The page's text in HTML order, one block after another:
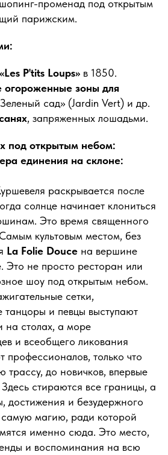
экскурсии
ЗАРАНЕЕ!
отдых в Париже и Франции?
позволяет согласовать
(июль - октябрь)
свободных мест идоступных
Парижу и Франции!
удобном мессенджере - 24/7
WhatsApp
променад под открытым
парижским.
P'tits Loups» в 1850.
огороженные зоны для
сад» (Jardin Vert) и др.
, запряженных лошадьми.
под открытым небом:
единения на склоне:
раскрывается после
солнце начинает клониться
Это время священного
культовым местом, без
La Folie Douce на вершине
Это не просто ресторан или
шоу под открытым небом.
сетки,
танцоры и певцы выступают
столах, а море
и всеобщего ликования
профессионалов, только что
трассу, до новичков, впервые
стираются все границы, а
достижения и безудержного
самую магию, ради которой
именно сюда. Это место,
и воспоминания на всю